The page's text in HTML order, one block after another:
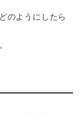
のようにしたら